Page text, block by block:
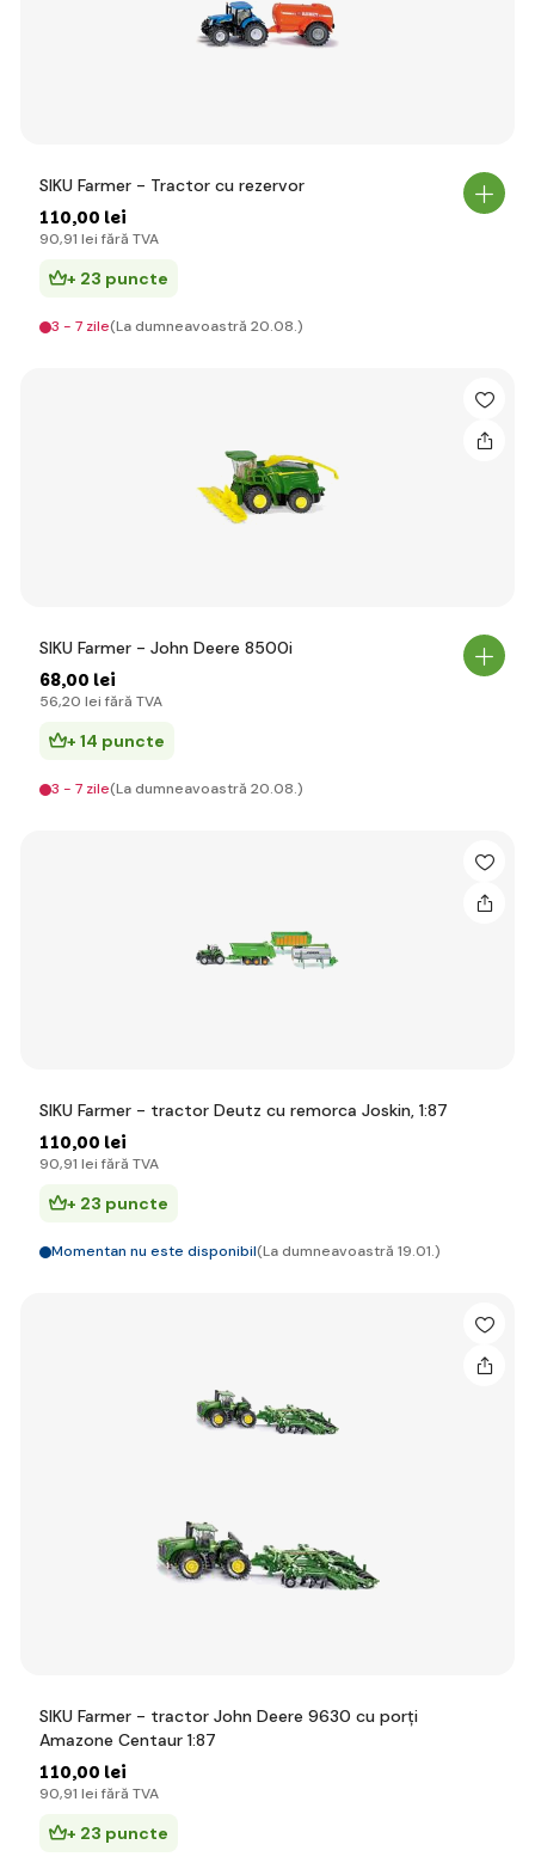
SIKU Farmer - Tractor cu rezervor
110,00 lei
90,91 lei fără TVA
+ 23 puncte
3 - 7 zile(La dumneavoastră 20.08.)
SIKU Farmer - John Deere 8500i
68,00 lei
56,20 lei fără TVA
+ 14 puncte
3 - 7 zile(La dumneavoastră 20.08.)
SIKU Farmer - tractor Deutz cu remorca Joskin, 1:87
110,00 lei
90,91 lei fără TVA
+ 23 puncte
Momentan nu este disponibil(La dumneavoastră 19.01.)
SIKU Farmer - tractor John Deere 9630 cu porți
Amazone Centaur 1:87
110,00 lei
90,91 lei fără TVA
+ 23 puncte